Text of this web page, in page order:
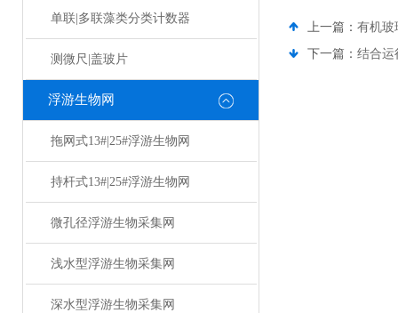
单联|多联藻类分类计数器
测微尺|盖玻片
浮游生物网
拖网式13#|25#浮游生物网
持杆式13#|25#浮游生物网
微孔径浮游生物采集网
浅水型浮游生物采集网
深水型浮游生物采集网
上一篇： 有机玻
下一篇： 结合运